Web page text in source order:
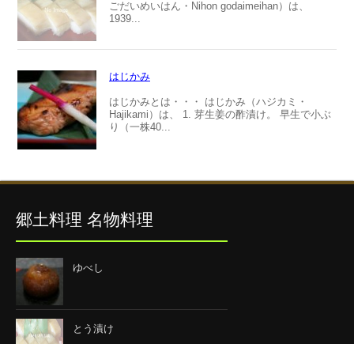
ごだいめいはん・Nihon godaimeihan）は、
1939...
はじかみ
はじかみとは・・・ はじかみ（ハジカミ・
Hajikami）は、 1. 芽生姜の酢漬け。 早生で小ぶ
り（一株40...
郷土料理 名物料理
ゆべし
とう漬け